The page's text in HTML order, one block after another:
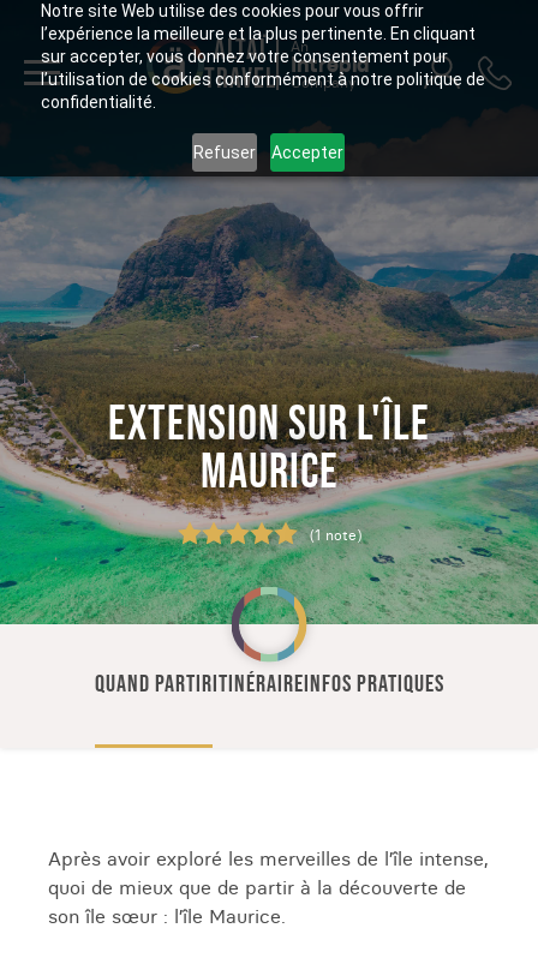
Notre site Web utilise des cookies pour vous offrir
l’expérience la meilleure et la plus pertinente. En cliquant
sur accepter, vous donnez votre consentement pour
l’utilisation de cookies conformément à notre politique de
confidentialité.
Refuser Accepter
ALTAÏ
TRAVEL
An
Intrepid
Company
EXTENSION SUR L'ÎLE
MAURICE
(1 note)
QUAND PARTIRITINÉRAIREINFOS PRATIQUES
Après avoir exploré les merveilles de l’île intense,
quoi de mieux que de partir à la découverte de
son île sœur : l’île Maurice.